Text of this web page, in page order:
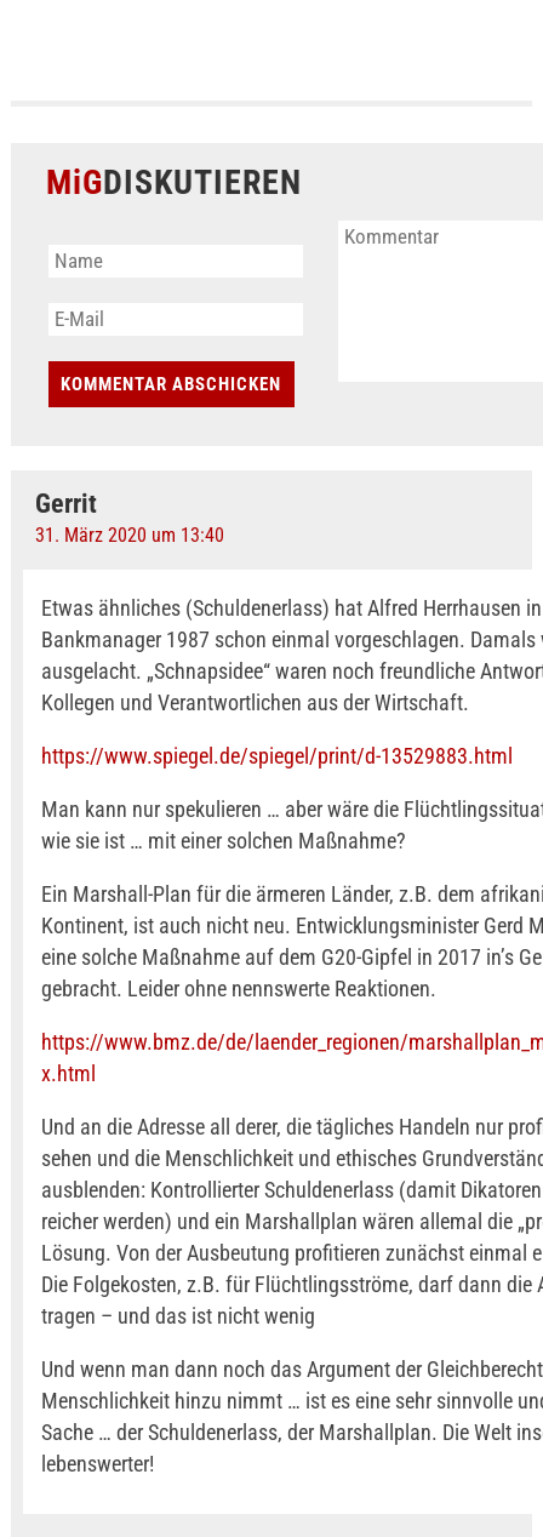
MiGDISKUTIEREN
Gerrit
31. März 2020 um 13:40
Etwas ähnliches (Schuldenerlass) hat Alfred Herrhausen
Bankmanager 1987 schon einmal vorgeschlagen. Damals
ausgelacht. „Schnapsidee“ waren noch freundliche
Kollegen und Verantwortlichen aus der Wirtschaft.
https://www.spiegel.de/spiegel/print/d-13529883.html
Man kann nur spekulieren … aber wäre die
wie sie ist … mit einer solchen Maßnahme?
Ein Marshall-Plan für die ärmeren Länder, z.B. dem
Kontinent, ist auch nicht neu. Entwicklungsminister Gerd
eine solche Maßnahme auf dem G20-Gipfel in 2017 in’s
gebracht. Leider ohne nennswerte Reaktionen.
https://www.bmz.de/de/laender_regionen/
x.html
Und an die Adresse all derer, die tägliches Handeln nur
sehen und die Menschlichkeit und ethisches
ausblenden: Kontrollierter Schuldenerlass (damit
reicher werden) und ein Marshallplan wären allemal die
Lösung. Von der Ausbeutung profitieren zunächst einmal
Die Folgekosten, z.B. für Flüchtlingsströme, darf dann die
tragen – und das ist nicht wenig
Und wenn man dann noch das Argument der
Menschlichkeit hinzu nimmt … ist es eine sehr sinnvolle
Sache … der Schuldenerlass, der Marshallplan. Die Welt
lebenswerter!